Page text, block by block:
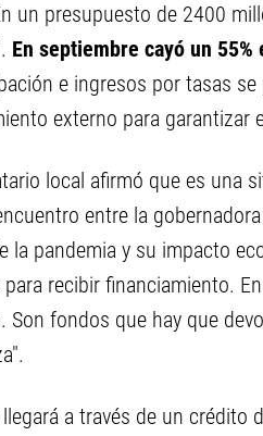
un presupuesto de 2400
En septiembre cayó un
e ingresos por tasas
externo para garantizar
local afirmó que es una
entre la
la pandemia y su impacto
para recibir financiamiento.
Son fondos que hay que
a través de un crédito